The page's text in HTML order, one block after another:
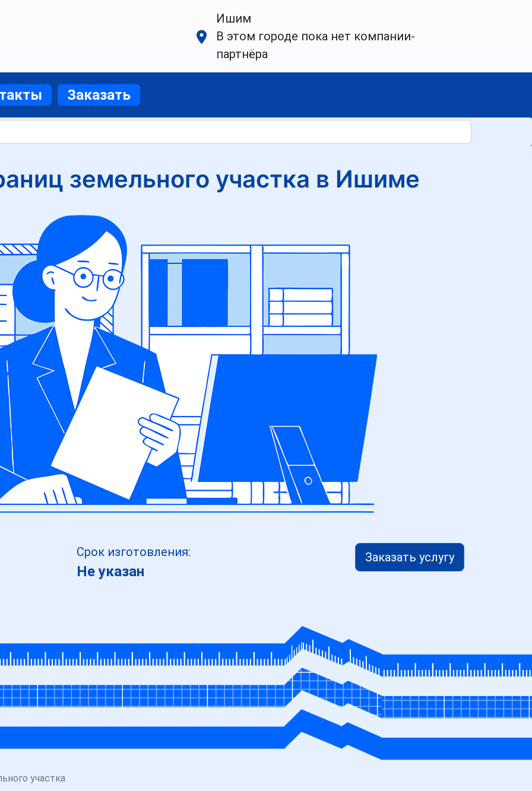
Ишим
В этом городе пока нет компании-
партнёра
Заказать
земельного участка в Ишиме
Срок изготовления:
Не указан
Заказать услугу
участка